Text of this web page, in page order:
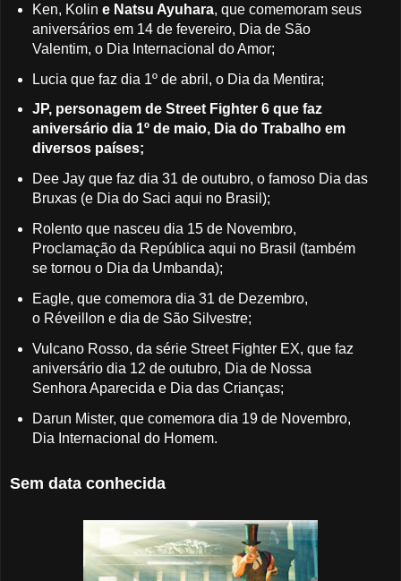
Ken, Kolin e Natsu Ayuhara, que comemoram seus
aniversários em 14 de fevereiro, Dia de São
Valentim, o Dia Internacional do Amor;
Lucia que faz dia 1º de abril, o Dia da Mentira;
JP, personagem de Street Fighter 6 que faz
aniversário dia 1º de maio, Dia do Trabalho em
diversos países;
Dee Jay que faz dia 31 de outubro, o famoso Dia das
Bruxas (e Dia do Saci aqui no Brasil);
Rolento que nasceu dia 15 de Novembro,
Proclamação da República aqui no Brasil (também
se tornou o Dia da Umbanda);
Eagle, que comemora dia 31 de Dezembro,
o Réveillon e dia de São Silvestre;
Vulcano Rosso, da série Street Fighter EX, que faz
aniversário dia 12 de outubro, Dia de Nossa
Senhora Aparecida e Dia das Crianças;
Darun Mister, que comemora dia 19 de Novembro,
Dia Internacional do Homem.
Sem data conhecida